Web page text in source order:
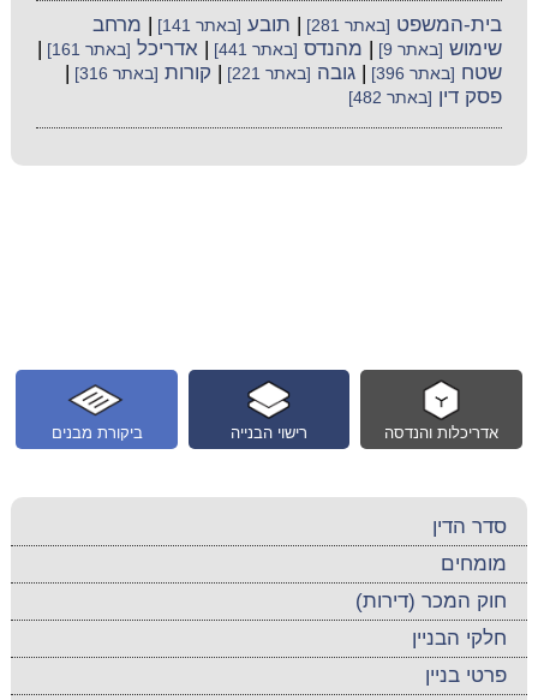
בית-המשפט [באתר 281] | תובע [באתר 141] | מרחב
שימוש [באתר 9] | מהנדס [באתר 441] |אדריכל [באתר 161]
|
שטח [באתר 396] |גובה [באתר 221] | קורות [באתר 316]
|
פסק דין [באתר 482]
ביקורת מבנים רישוי הבנייה אדריכלות והנדסה
סדר הדין
מומחים
חוק המכר (דירות)
חלקי הבניין
פרטי בניין